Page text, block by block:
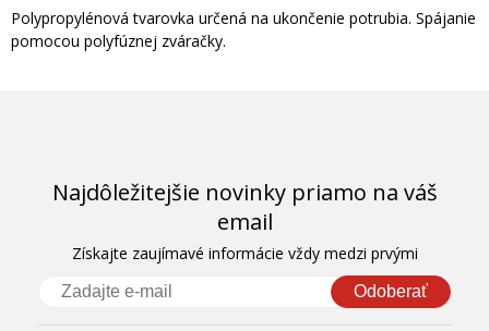
Polypropylénová tvarovka určená na ukončenie potrubia. Spájanie
pomocou polyfúznej zváračky.
Najdôležitejšie novinky priamo na váš
email
Získajte zaujímavé informácie vždy medzi prvými
Odoberať